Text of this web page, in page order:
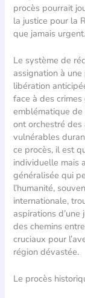
procès pourrait
la justice pour la
que jamais urgent.
Le système de
assignation à
libération
face à des
emblématique
ont orchestré
vulnérables
ce procès, il est
individuelle mais
généralisée qui
l’humanité,
internationale,
aspirations
des chemins
cruciaux pour
région dévastée.
Le procès